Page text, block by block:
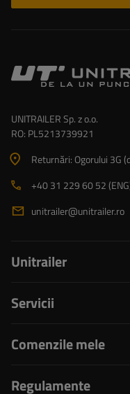
UNITRAILER Sp. z o.o.
RO: PL5213739921
Returnări: Ogorului 3G
+40 31 229 60 52
unitrailer@unitrailer.ro
Unitrailer
Servicii
Comenzile mele
Regulamente